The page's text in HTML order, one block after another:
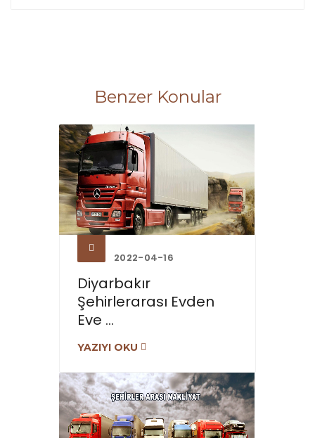
Benzer Konular
2022-04-16
Diyarbakır
Şehirlerarası Evden
Eve ...
YAZIYI OKU